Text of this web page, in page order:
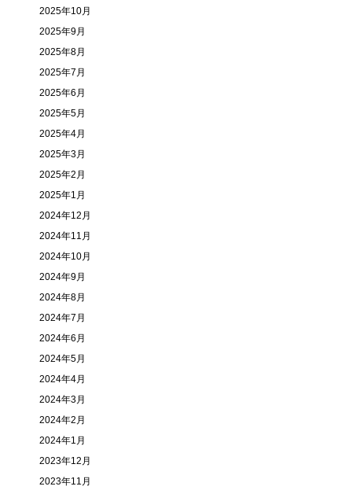
2025年10月
2025年9月
2025年8月
2025年7月
2025年6月
2025年5月
2025年4月
2025年3月
2025年2月
2025年1月
2024年12月
2024年11月
2024年10月
2024年9月
2024年8月
2024年7月
2024年6月
2024年5月
2024年4月
2024年3月
2024年2月
2024年1月
2023年12月
2023年11月